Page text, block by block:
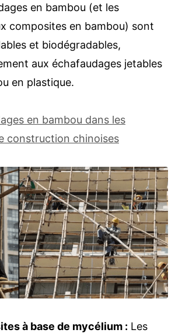
en bambou (et les
composites en bambou) sont
et biodégradables,
aux échafaudages jetables
en plastique.
en bambou dans les
construction chinoises
à base de mycélium : Les